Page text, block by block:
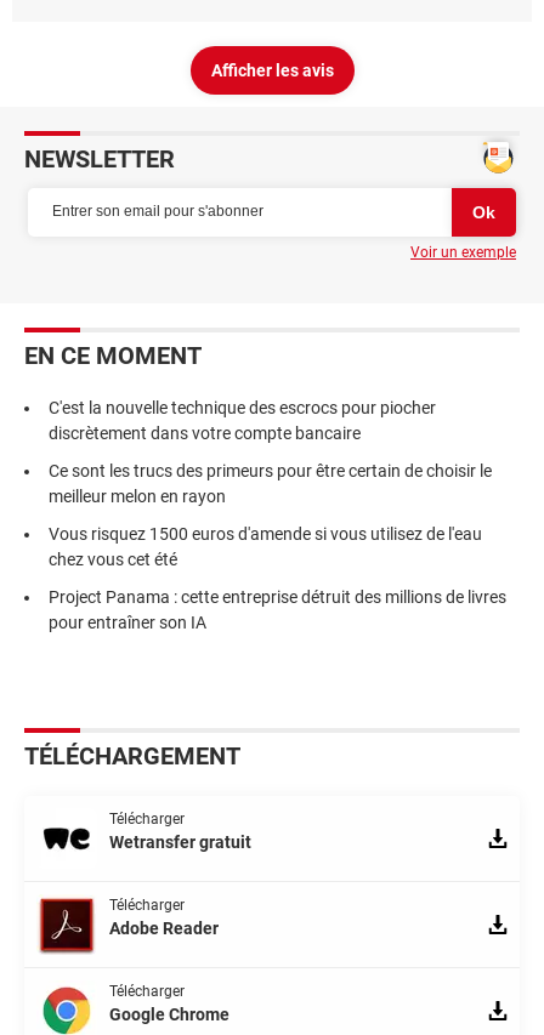
Afficher les avis
NEWSLETTER
Voir un exemple
EN CE MOMENT
C'est la nouvelle technique des escrocs pour piocher
discrètement dans votre compte bancaire
Ce sont les trucs des primeurs pour être certain de choisir le
meilleur melon en rayon
Vous risquez 1500 euros d'amende si vous utilisez de l'eau
chez vous cet été
Project Panama : cette entreprise détruit des millions de livres
pour entraîner son IA
TÉLÉCHARGEMENT
Télécharger
Wetransfer gratuit
Télécharger
Adobe Reader
Télécharger
Google Chrome